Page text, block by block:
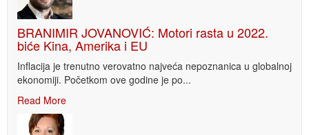
BRANIMIR JOVANOVIĆ: Motori rasta u 2022.
biće Kina, Amerika i EU
Inflacija je trenutno verovatno najveća nepoznanica u globalnoj
ekonomiji. Početkom ove godine je po...
Read More